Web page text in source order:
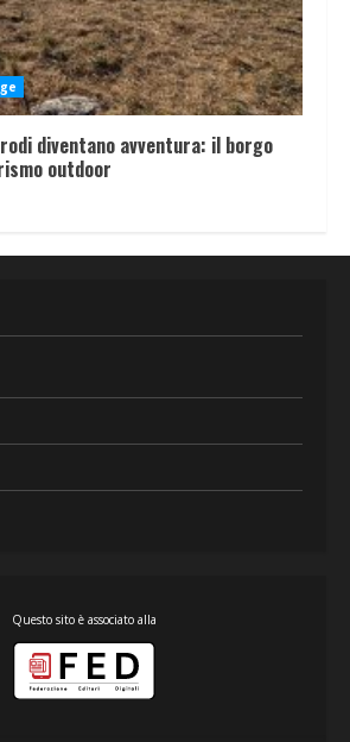
diventano avventura: il borgo
outdoor
Questo sito è associato alla